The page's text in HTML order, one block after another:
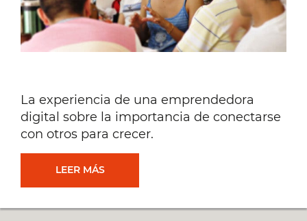
GOLDVARG
La experiencia de una emprendedora
digital sobre la importancia de conectarse
con otros para crecer.
LEER MÁSUNA